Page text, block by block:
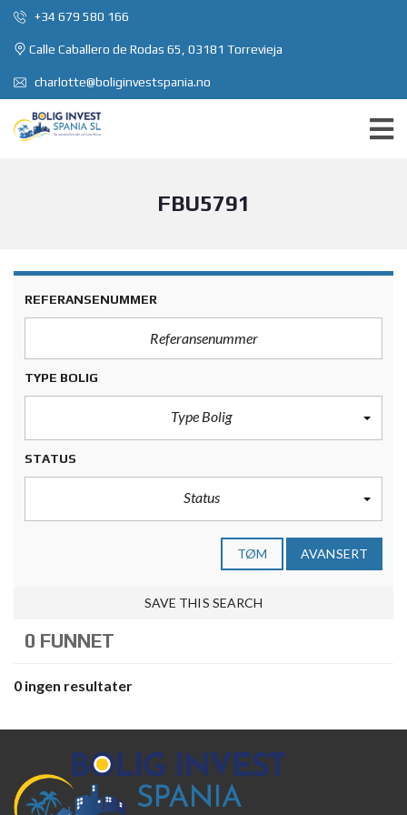
+34 679 580 166
Calle Caballero de Rodas 65, 03181 Torrevieja
charlotte@boliginvestspania.no
FBU5791
REFERANSENUMMER
TYPE BOLIG
Type Bolig
STATUS
Status
TØM AVANSERT
SAVE THIS SEARCH
0 FUNNET
0 ingen resultater